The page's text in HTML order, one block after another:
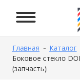
Главная
Каталог
Боковое стекло
(запчасть)